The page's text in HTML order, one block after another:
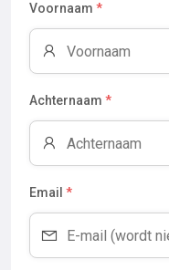
Voornaam *
Achternaam *
Email *